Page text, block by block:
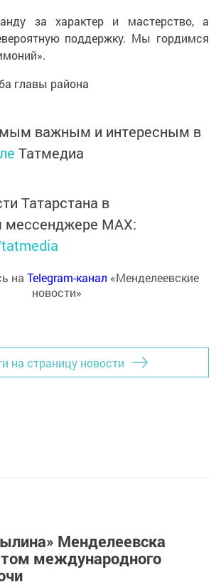
за характер и мастерство, а
поддержку. Мы гордимся
главы района
важным и интересным в
Татмедиа
Татарстана в
мессенджере MАХ:
на Telegram-канал «Менделеевские
новости»
на страницу новости
Менделеевска
международного